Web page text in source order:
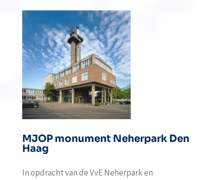
MJOP monument Neherpark Den
Haag
In opdracht van de VvE Neherpark en